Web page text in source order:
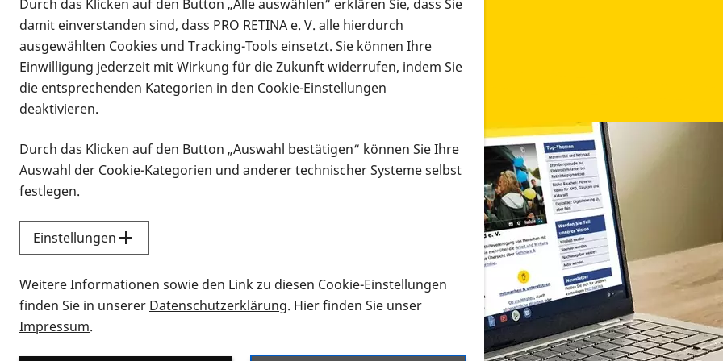
Infomaterial
Infomaterial
Vorlesen
Alle Infomaterialien in verschiedenen Formaten an
Sie möchten wissen, wie Sie nach Infonmaterial suchen und dieses bestellen bzw. herunterladen
Durch das Klicken auf den Button „Alle auswählen“ erklären Sie, dass Sie
damit einverstanden sind, dass PRO RETINA e. V. alle hierdurch
ausgewählten Cookies und Tracking-Tools einsetzt. Sie können Ihre
Einwilligung jederzeit mit Wirkung für die Zukunft widerrufen, indem Sie
die entsprechenden Kategorien in den Cookie-Einstellungen
deaktivieren.
Durch das Klicken auf den Button „Auswahl bestätigen“ können Sie Ihre
Auswahl der Cookie-Kategorien und anderer technischer Systeme selbst
festlegen.
Einstellungen
Weitere Informationen sowie den Link zu diesen Cookie-Einstellungen
finden Sie in unserer Datenschutzerklärung. Hier finden Sie unser
Impressum.